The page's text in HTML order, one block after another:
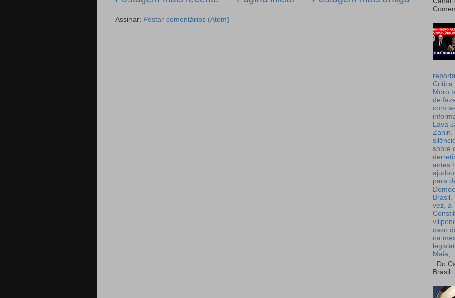
Assinar: Postar comentários (Atom)
Critica
Moro
de
com
Lava
Zanin.
sobre
antes
para
Brasil.
vez, a
caso
na
Maia,
Do
Brasil :